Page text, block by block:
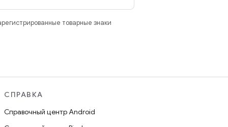
товарные знаки
СПРАВКА
Справочный центр Android